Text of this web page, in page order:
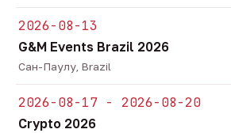
2026-08-13
G&M Events Brazil 2026
Сан-Паулу, Brazil
2026-08-17 - 2026-08-20
Crypto 2026